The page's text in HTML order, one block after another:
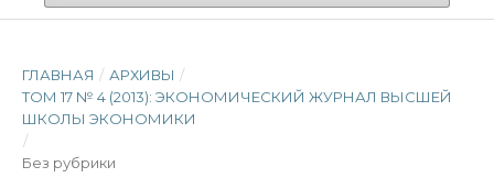
ГЛАВНАЯ / АРХИВЫ /
ТОМ 17 № 4 (2013): ЭКОНОМИЧЕСКИЙ ЖУРНАЛ ВЫСШЕЙ
ШКОЛЫ ЭКОНОМИКИ
/
Без рубрики